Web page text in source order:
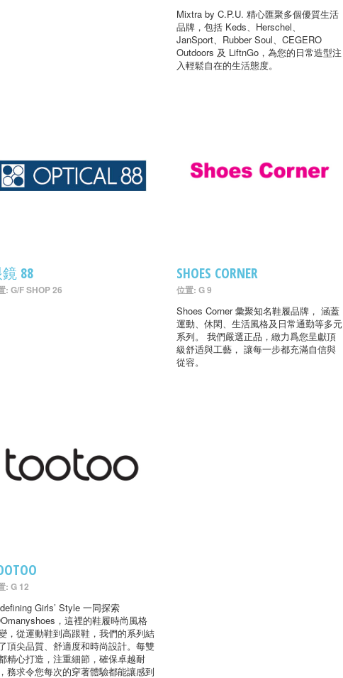
Mixtra by C.P.U. 精心匯聚多個優質生活
品牌，包括 Keds、Herschel、
JanSport、Rubber Soul、CEGERO
Outdoors 及 LiftnGo，為您的日常造型注
入輕鬆自在的生活態度。
88
: G/F SHOP 26
SHOES CORNER
位置: G 9
Shoes Corner 彙聚知名鞋履品牌， 涵蓋
運動、休閑、生活風格及日常通勤等多元
系列。 我們嚴選正品，緻力爲您呈獻頂
級舒适與工藝， 讓每一步都充滿自信與
從容。
: G 12
Girls’ Style 一同探索
，這裡的鞋履時尚風格
，從運動鞋到高跟鞋，我們的系列結
頂尖品質、舒適度和時尚設計。每雙
精心打造，注重細節，確保卓越耐
務求令您每次的穿著體驗都能讓感到